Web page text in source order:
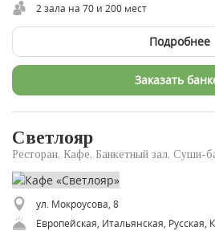
2 зала на 70 и 200 мест
Подробнее
Заказать
Светлояр
ул. Мокроусова, 8